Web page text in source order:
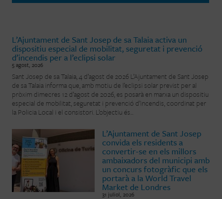
L’Ajuntament de Sant Josep de sa Talaia activa un
dispositiu especial de mobilitat, seguretat i prevenció
d’incendis per a l’eclipsi solar
5 agost, 2026
Sant Josep de sa Talaia, 4 d’agost de 2026 L’Ajuntament de Sant Josep
de sa Talaia informa que, amb motiu de l’eclipsi solar previst per al
pròxim dimecres 12 d’agost de 2026, es posarà en marxa un dispositiu
especial de mobilitat, seguretat i prevenció d’incendis, coordinat per
la Policia Local i el consistori. L’objectiu és...
L’Ajuntament de Sant Josep
convida els residents a
convertir-se en els millors
ambaixadors del municipi amb
un concurs fotogràfic que els
portarà a la World Travel
Market de Londres
31 juliol, 2026